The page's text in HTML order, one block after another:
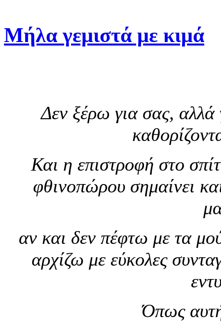
Μήλα γεμιστά με κιμά
Δεν ξέρω για σας, αλλά
Και η επιστροφή στο
φθινοπώρου σημαίνει
αν και δεν πέφτω με τα
αρχίζω με εύκολες
Όπως